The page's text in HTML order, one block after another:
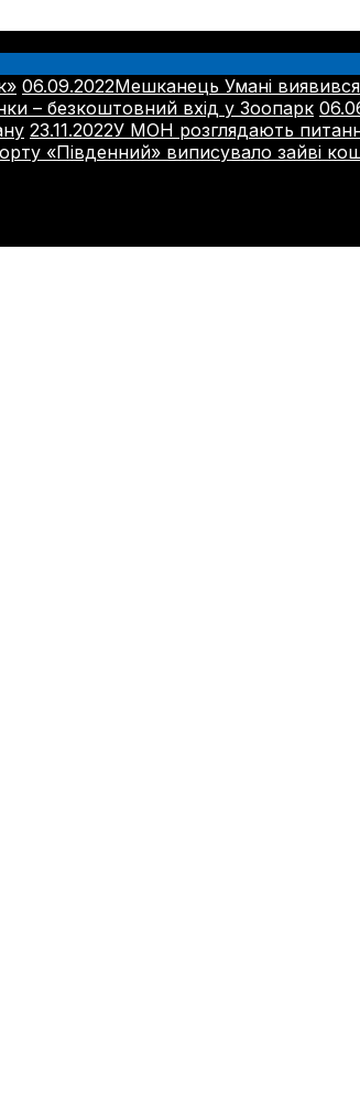
06.09.2022Мешканець Умані
– безкоштовний вхід у Зоопарк
23.11.2022У МОН розглядають
«Південний» виписувало зайві